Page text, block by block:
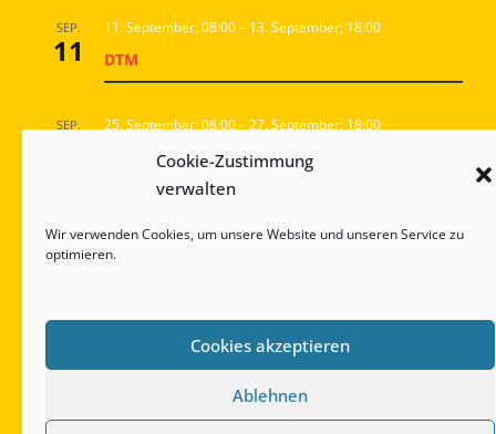
Cookie-Zustimmung
verwalten
Wir verwenden Cookies, um unsere Website und unseren Service zu
optimieren.
Cookies akzeptieren
Ablehnen
SEP.
11
11. September; 08:00– 13. September; 18:00
DTM
SEP. 25. September; 08:00–27. September; 18:00
DMV GOODYEAR RACINGDAYS
7 MEISTEREHRUNG
Kalender anzeigen
über den ADAC Historic Cup Ost Kontakt
Impressum